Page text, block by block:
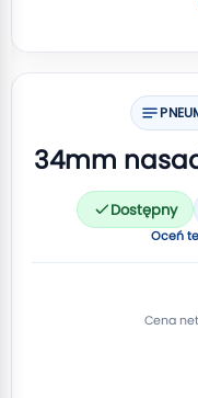
34mm
Dostępny
Oceń